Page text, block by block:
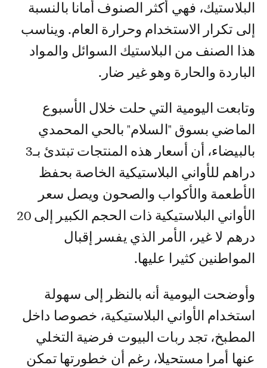
البلاستيك، فهي أكثر الصنوف أمانا بالنسبة
إلى تكرار الاستخدام وحرارة العام. ويناسب
هذا الصنف من البلاستيك السوائل والمواد
الباردة والحارة وهو غير ضار.
وتابعت اليومية التي حلت خلال الأسبوع
الماضي بسوق "السلام" بالحي المحمدي
بالبيضاء، أن أسعار هذه المنتجات تبتدئ بـ3
دراهم للأواني البلاستيكية الخاصة بحفظ
الأطعمة والأكواب والصحون ويصل سعر
الأواني البلاستيكية ذات الحجم الكبير إلى 20
درهم لا غير، الأمر الذي يفسر إقبال
المواطنين كثيرا عليها.
وأوضحت اليومية أنه بالنظر إلى سهولة
استخدام الأواني البلاستيكية، خصوصا داخل
المطبخ، تجد ربات البيوت فرضية التخلي
عنها أمرا مستحيلا، رغم أن خطورتها تمكن